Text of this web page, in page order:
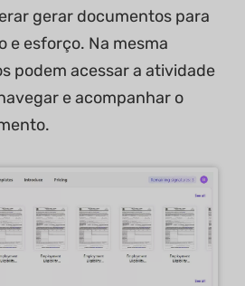
gerar documentos para
e esforço. Na mesma
podem acessar a atividade
e acompanhar o